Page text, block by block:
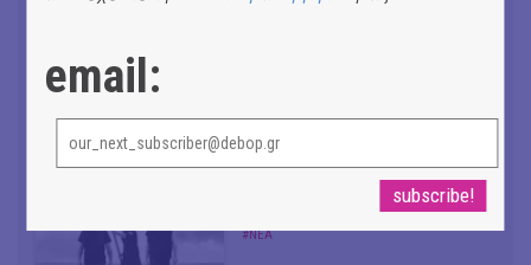
Venceremos | Νέο single + video
από VILLAGERS OF IOANNINA CITY |
#ΝΕΑ
email: